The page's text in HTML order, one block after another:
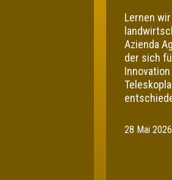
Lernen
Azienda
der sich
28 Mai 2026